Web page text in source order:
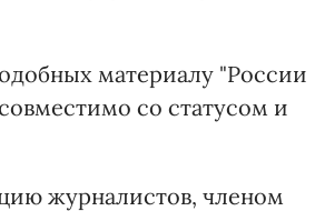
материалу "России
со статусом и
журналистов, членом